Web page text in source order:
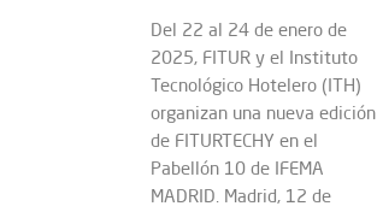
Del 22 al 24 de enero de
2025, FITUR y el Instituto
Tecnológico Hotelero (ITH)
organizan una nueva edición
de FITURTECHY en el
Pabellón 10 de IFEMA
MADRID. Madrid, 12 de